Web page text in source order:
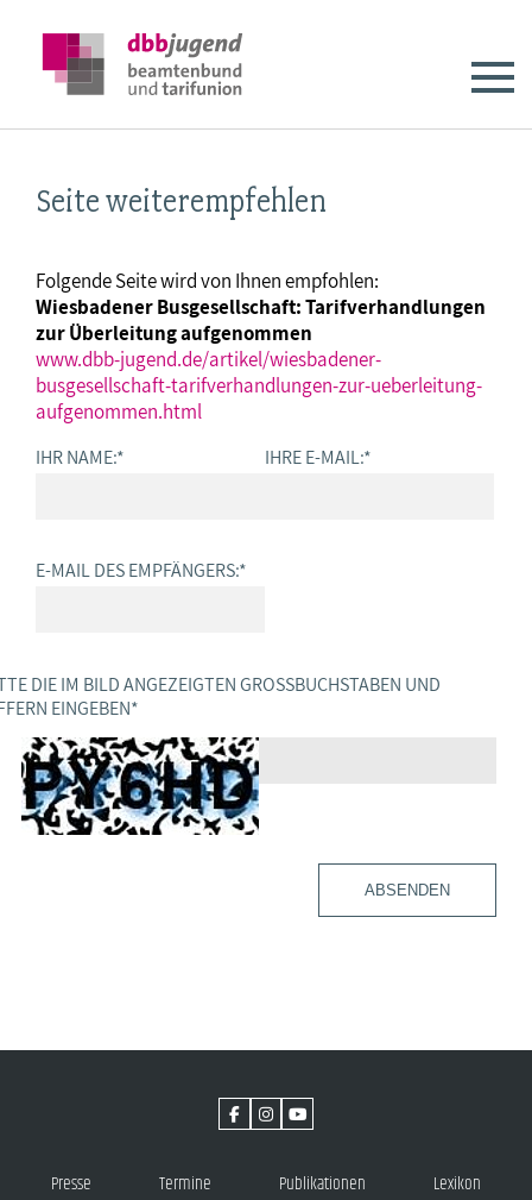
Seite weiterempfehlen
Folgende Seite wird von Ihnen empfohlen:
Wiesbadener Busgesellschaft: Tarifverhandlungen
zur Überleitung aufgenommen
www.dbb-jugend.de/artikel/wiesbadener-
busgesellschaft-tarifverhandlungen-zur-ueberleitung-
aufgenommen.html
IHR NAME:* IHRE E-MAIL:*
E-MAIL DES EMPFÄNGERS:*
DIE IM BILD ANGEZEIGTEN GROSSBUCHSTABEN UND Z
EINGEBEN *
ABSENDEN
Presse Termine Publikationen Lexikon